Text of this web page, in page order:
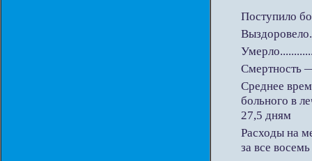
Поступило
Смертность
Среднее
больного в
27,5 дням
Расходы на
за все